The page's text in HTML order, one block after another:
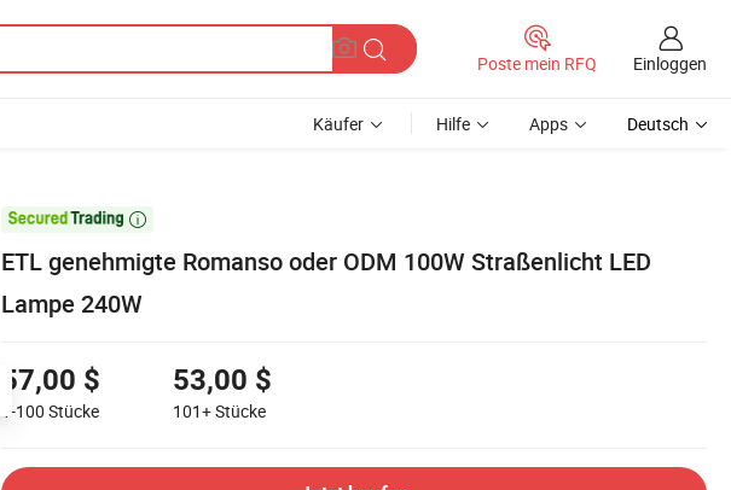
Poste mein RFQ Einloggen
Käufer Hilfe Apps Deutsch

ETL genehmigte Romanso oder ODM 100W Straßenlicht LED
Lampe 240W
57,00 $
1-100 Stücke
53,00 $
101+Stücke